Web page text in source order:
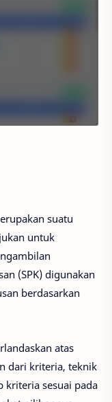
suatu
untuk
(SPK) digunakan
berdasarkan
atas
dari kriteria, teknik
kriteria sesuai pada